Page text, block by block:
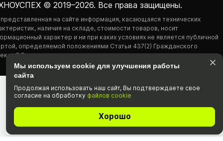
© 2019–2026. Все права защищены.
на сайте информация, касающаяся технических
наличия на складе, стоимости товаров, носит
характер и ни при каких условиях не является публичной
определяемой положениями Статьи 437(2) Гражданского
РФ.
Мы используем cookie для улучшения работы
сайта
Продолжая использовать наш cайт, Вы подтвержда­ете свое
согласие на обработку файлов cookie
Хорошо